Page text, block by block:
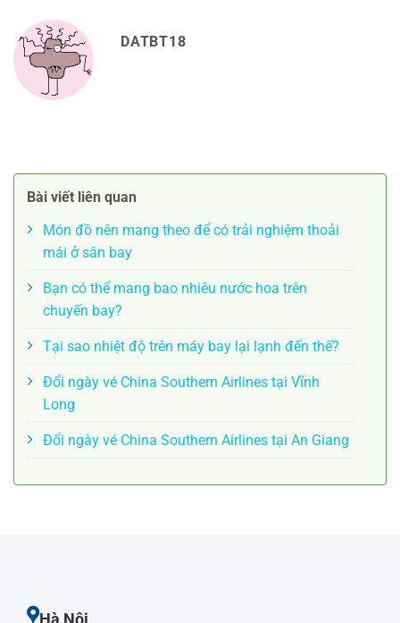
DATBT18
Bài viết liên quan
Món đồ nên mang theo để có trải nghiệm thoải
mái ở sân bay
Bạn có thể mang bao nhiêu nước hoa trên
chuyến bay?
Tại sao nhiệt độ trên máy bay lại lạnh đến thế?
Đổi ngày vé China Southern Airlines tại Vĩnh
Long
Đổi ngày vé China Southern Airlines tại An Giang
Hà Nội